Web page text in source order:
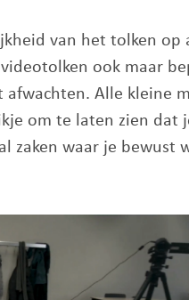
van het tolken
ook maar
Alle kleine
om te laten zien
zaken waar je bewust